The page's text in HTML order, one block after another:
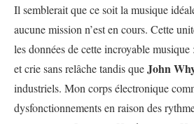
Il semblerait que ce soit la musique
aucune mission n’est en cours. Cette
les données de cette incroyable musique :
et crie sans relâche tandis queJohn
industriels. Mon corps électronique
dysfonctionnements en raison des